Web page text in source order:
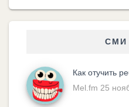
СМИ
Как отучить
Mel.fm 25